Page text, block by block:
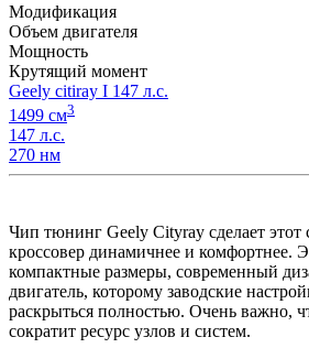
Модификация
Объем двигателя
Мощность
Крутящий момент
Geely citiray I 147 л.с.
1499 см3
147 л.с.
270 нм
Чип тюнинг Geely Cityray сделает этот
кроссовер динамичнее и комфортнее.
компактные размеры, современный
двигатель, которому заводские
раскрыться полностью. Очень важно,
сократит ресурс узлов и систем.